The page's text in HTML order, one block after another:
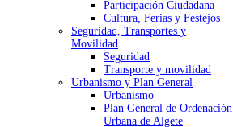
Participación Ciudadana
Cultura, Ferias y Festejos
Seguridad, Transportes y
Movilidad
Seguridad
Transporte y movilidad
Urbanismo y Plan General
Urbanismo
Plan General de Ordenación
Urbana de Algete